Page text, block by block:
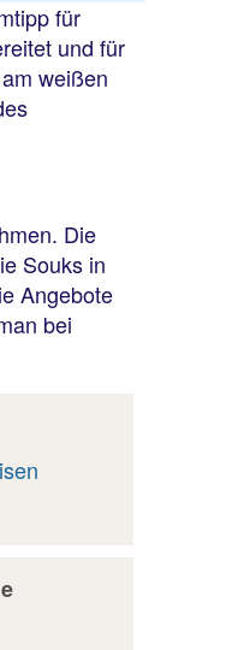
für
und für
weißen
Die
Souks in
Angebote
bei